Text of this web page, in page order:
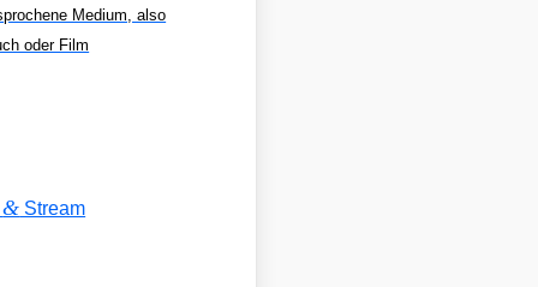
Medium, also
oder Film
& Stream